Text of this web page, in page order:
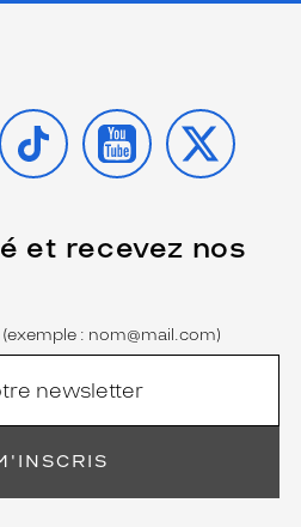
TIKTOK YOUTUBE
X
et recevez nos
(exemple : nom@mail.com)